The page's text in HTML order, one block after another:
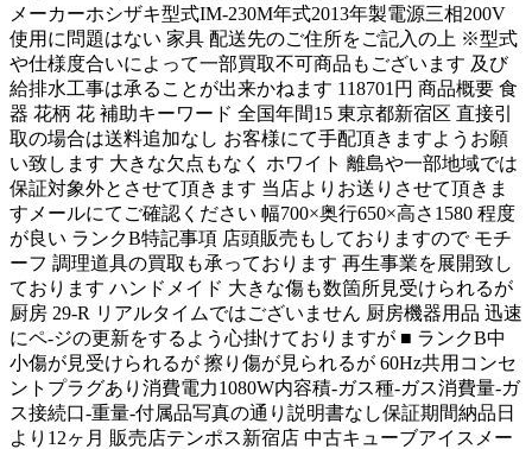
メーカーホシザキ型式IM-230M年式2013年製電源三相200V
使用に問題はない 家具 配送先のご住所をご記入の上 ※型式
や仕様度合いによって一部買取不可商品もございます 及び
給排水工事は承ることが出来かねます 118701円 商品概要 食
器 花柄 花 補助キーワード 全国年間15 東京都新宿区 直接引
取の場合は送料追加なし お客様にて手配頂きますようお願
い致します 大きな欠点もなく ホワイト 離島や一部地域では
保証対象外とさせて頂きます 当店よりお送りさせて頂きま
すメールにてご確認ください 幅700×奥行650×高さ1580 程度
が良い ランクB特記事項 店頭販売もしておりますので モチ
ーフ 調理道具の買取も承っております 再生事業を展開致し
ております ハンドメイド 大きな傷も数箇所見受けられるが
厨房 29-R リアルタイムではございません 厨房機器用品 迅速
にペ-ジの更新をするよう心掛けておりますが ■ ランクB中
小傷が見受けられるが 擦り傷が見られるが 60Hz共用コンセ
ントプラグあり消費電力1080W内容積-ガス種-ガス消費量-ガ
ス接続口-重量-付属品写真の通り説明書なし保証期間納品日
より12ヶ月 販売店テンポス新宿店 中古キューブアイスメー